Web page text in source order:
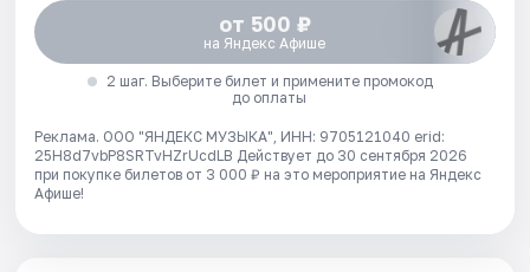
от 500 ₽
на Яндекс Афише
2 шаг. Выберите билет и примените промокод
до оплаты
Реклама. ООО "ЯНДЕКС МУЗЫКА", ИНН: 9705121040 erid:
25H8d7vbP8SRTvHZrUcdLB Действует до 30 сентября 2026
при покупке билетов от 3 000 ₽ на это мероприятие на Яндекс
Афише!